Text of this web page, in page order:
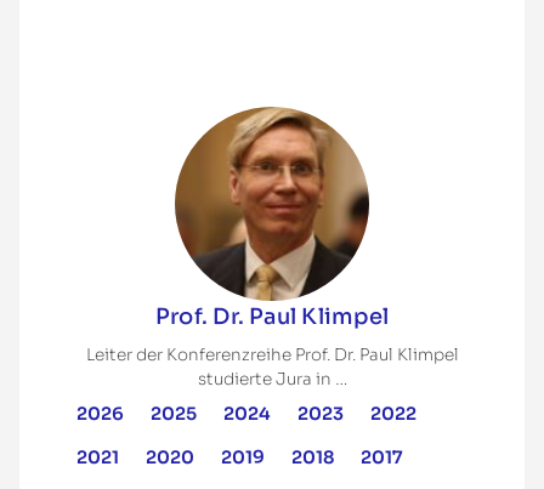
Prof. Dr. Paul Klimpel
Leiter der Konferenzreihe Prof. Dr. Paul Klimpel
studierte Jura in …
2026 2025 2024 2023
2022
2021
2020 2019 2018
2017